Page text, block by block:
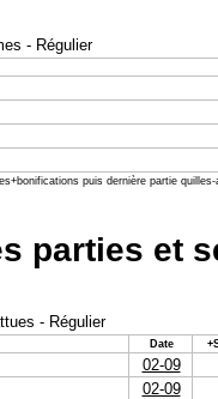
- Régulier
puis dernière partie
parties et
- Régulier
Date
02-09
02-09